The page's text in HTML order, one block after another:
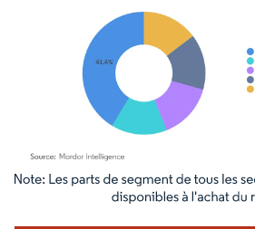
Image © Mordor Intelligence. La réutilisation